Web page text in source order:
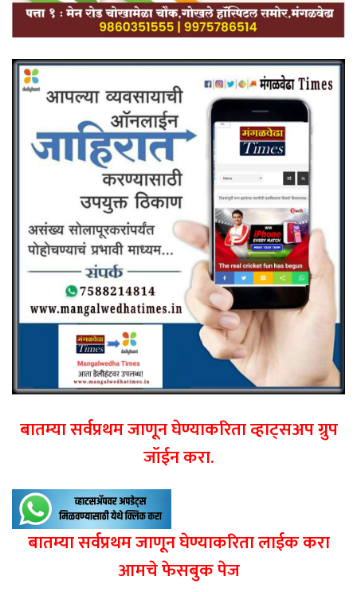
बातम्या सर्वप्रथम जाणून घेण्याकरिता व्हाट्सअप ग्रुप
जॉईन करा.
बातम्या सर्वप्रथम जाणून घेण्याकरिता लाईक करा
आमचे फेसबुक पेज